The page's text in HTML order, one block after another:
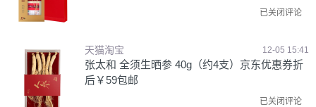
已关闭评论
天猫淘宝 12-05 15:41
张太和 全须生晒参 40g（约4支）京东优惠券折
后￥59包邮
已关闭评论